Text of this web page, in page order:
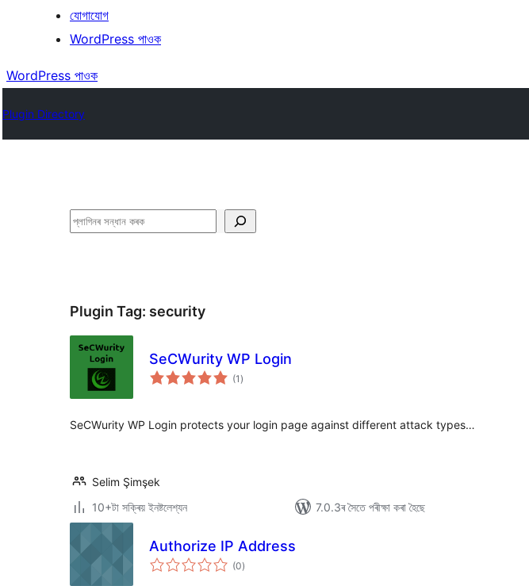
যোগাযোগ
WordPress পাওক
WordPress পাওক
Plugin Directory
সন্ধান
Plugin Tag: security
SeCWurity WP Login
(1 টা
মুঠ)
SeCWurity WP Login protects your login page against different attack types…
Selim Şimşek
10+টা সক্ৰিয় ইনষ্টলেশ্যন
7.0.3ৰ সৈতে পৰীক্ষা কৰা হৈছে
Authorize IP Address
(0টা
মুঠ)